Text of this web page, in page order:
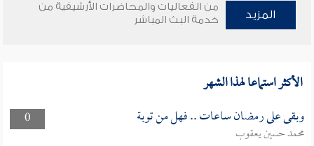
المزيد
من الفعاليات والمحاضرات الأرشيفية من
خدمة البث المباشر
الأكثر استماعا لهذا الشهر
0 وبقى على رمضان ساعات .. فهل من توبة
محمد حسين يعقوب